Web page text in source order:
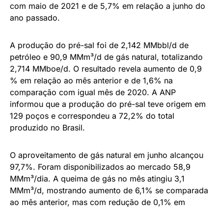
com maio de 2021 e de 5,7% em relação a junho do
ano passado.
A produção do pré-sal foi de 2,142 MMbbl/d de
petróleo e 90,9 MMm³/d de gás natural, totalizando
2,714 MMboe/d. O resultado revela aumento de 0,9
% em relação ao mês anterior e de 1,6% na
comparação com igual mês de 2020. A ANP
informou que a produção do pré-sal teve origem em
129 poços e correspondeu a 72,2% do total
produzido no Brasil.
O aproveitamento de gás natural em junho alcançou
97,7%. Foram disponibilizados ao mercado 58,9
MMm³/dia. A queima de gás no mês atingiu 3,1
MMm³/d, mostrando aumento de 6,1% se comparada
ao mês anterior, mas com redução de 0,1% em